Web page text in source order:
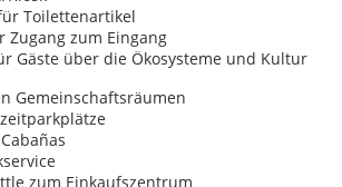
Toilettenartikel
Zugang zum Eingang
Gäste über die Ökosysteme und Kultur
Gemeinschaftsräumen
zum Einkaufszentrum